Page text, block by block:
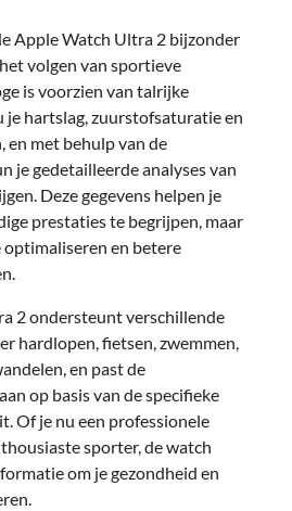
Apple Watch Ultra 2 bijzonder
volgen van sportieve
is voorzien van talrijke
je hartslag, zuurstofsaturatie en
en met behulp van de
je gedetailleerde analyses van
Deze gegevens helpen je
prestaties te begrijpen, maar
en betere
2 ondersteunt verschillende
hardlopen, fietsen, zwemmen,
en past de
op basis van de specifieke
Of je nu een professionele
sporter, de watch
om je gezondheid en